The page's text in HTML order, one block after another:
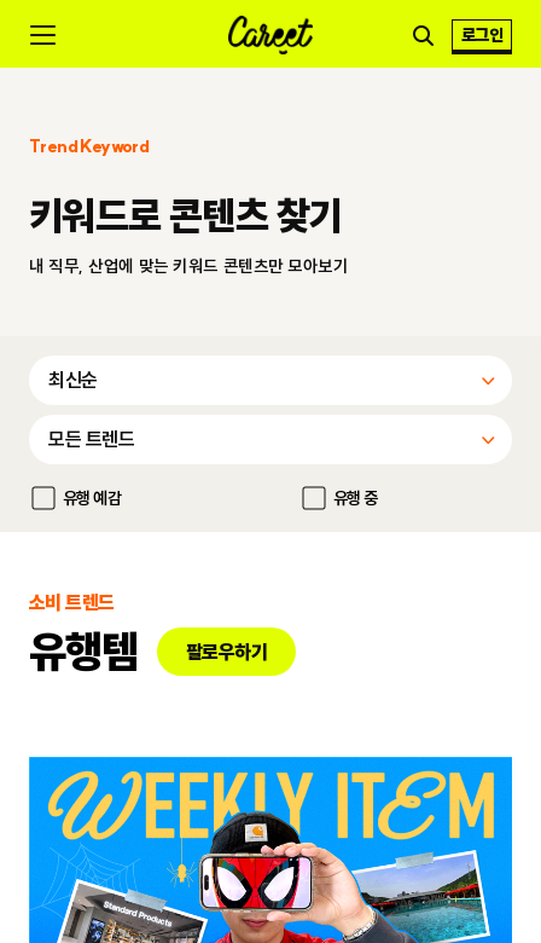
로그인
Trend Keyword
키워드로 콘텐츠 찾기
내 직무, 산업에 맞는 키워드 콘텐츠만 모아보기
유행 예감 유행 중
소비 트렌드
유행템 팔로우하기